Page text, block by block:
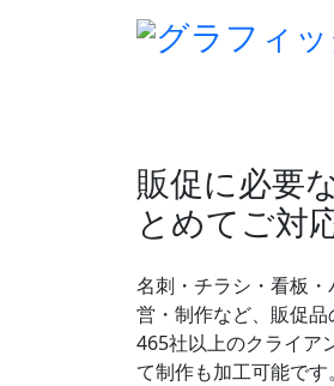
販促に必要
とめてご対
名刺・チラシ・看板
営・制作など、販促品
465社以上のクライア
て制作も加工可能です